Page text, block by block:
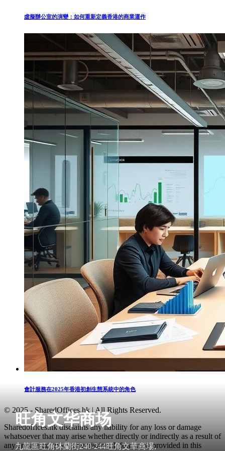
旺角文华商场
九龍區旺角砵蘭街240-244旺角文華商場,
虛擬辦公室的演變：如何重新定義香港的商業運作
會計服務在2025年香港初創生態系統中的角色
© 2025 - SharedOffices.hk | All Rights Reserved.
Sharedoffices.hk disclaims any liability for any loss or damage
whatsoever that may arise whether directly or indirectly as a result of
any error, inaccuracy or omission. Information provided in this